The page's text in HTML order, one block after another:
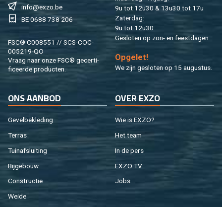
info@​exzo.​be
BE 0688 738 206
FSC® C008551 // SCS-COC-
005219-QO
Vraag naar onze FSC® ge­cer­ti­
fi­ceer­de pro­duc­ten.
9u tot 12u30 & 13u30 tot 17u
Za­ter­dag:
9u tot 12u30
Ge­slo­ten op zon- en feest­da­gen
Op­ge­let!
We zijn ge­slo­ten op 15 au­gus­tus.
ONS AAN­BOD
Ge­vel­be­kle­ding
Ter­ras
Tuin­af­slui­ting
Bij­ge­bouw
Con­struc­tie
Weide
OVER EXZO
Wie is EXZO?
Het team
In de pers
EXZO TV
Jobs